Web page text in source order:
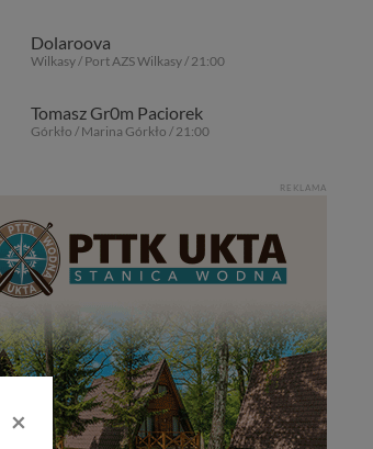
Dolaroova
Wilkasy / Port AZS Wilkasy / 21:00
Tomasz Gr0m Paciorek
Górkło / Marina Górkło / 21:00
REKLAMA
×